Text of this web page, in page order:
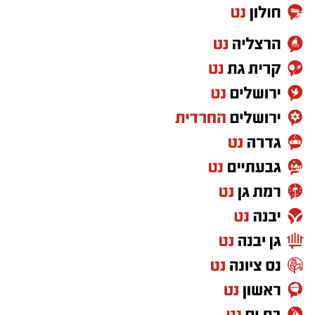
בבג"ץ שעסק בעתירות להקמת ועדת חקירה
ממלכתית.
האפשרות שסגלוביץ' יצטרף לרע"ם מעוררת בימים
האחרונים דיון פוליטי משמעותי. סגלוביץ', ניצב
בדימוס ולשעבר ראש אגף החקירות והמודיעין
שנים אחת הדמויות הבולטות ביש עתיד.
לפי הפרסומים האחרונים, המגעים עם רע"ם טרם
הבשילו לכדי הודעה רשמית על הצטרפות. במקביל
פורסם כי סגלוביץ' הציב תנאים הנוגעים לעמדותיה
של רע"ם כתנאי למהלך אפשרי. עצם קיום השיחות,
לצד פרישתו מיש עתיד, כבר הפכו את הסוגיה
לאחד הנושאים הפוליטיים הבולטים של סוף
השבוע.
שבעה מבנים.
התוכנית, שכבר אושרה להפקדה בוועדה המחוזית
לתכנון ובנייה תל אביב, כוללת הריסה של חמישה